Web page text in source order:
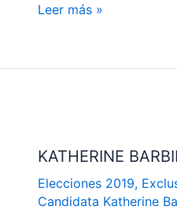
MUCHO
TURISMO
Y
DE
BUENA
Leer más »
KATHERINE
Elecciones 2019,
Candidata Katherine
«LA
ÚNICA
CANDIDATA